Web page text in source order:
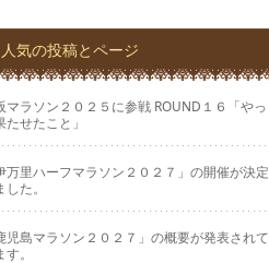
人気の投稿とページ
マラソン２０２５に参戦 ROUND１６「やっ
たせたこと」
万里ハーフマラソン２０２７」の開催が決定
した。
児島マラソン２０２７」の概要が発表されて
。